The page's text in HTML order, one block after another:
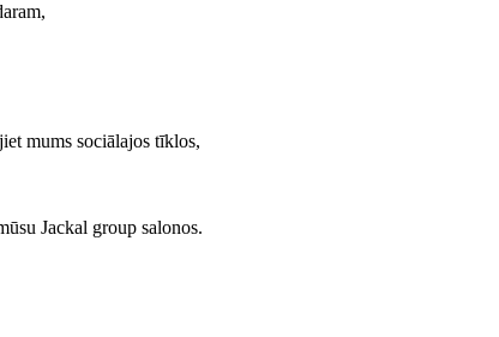
mums sociālajos tīklos,
Jackal group salonos.